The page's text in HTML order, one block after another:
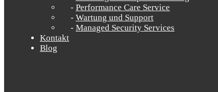
Performance Care Service
Wartung und Support
Managed Security Services
Kontakt
Blog